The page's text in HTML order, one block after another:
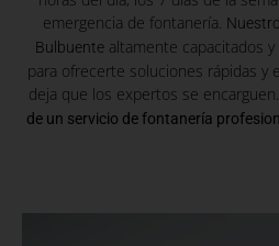
emergencia de fontanería.
Bulbuentealtamente capacitados
para ofrecerte soluciones rápidas y
deja que los expertos se encarguen.
de un servicio de fontanería